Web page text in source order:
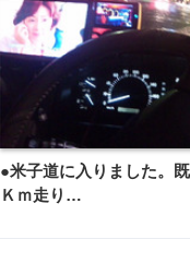
●米子道に入りました。
Ｋｍ走り…